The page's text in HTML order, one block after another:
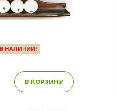
В НАЛИЧИИ!
В КОРЗИНУ